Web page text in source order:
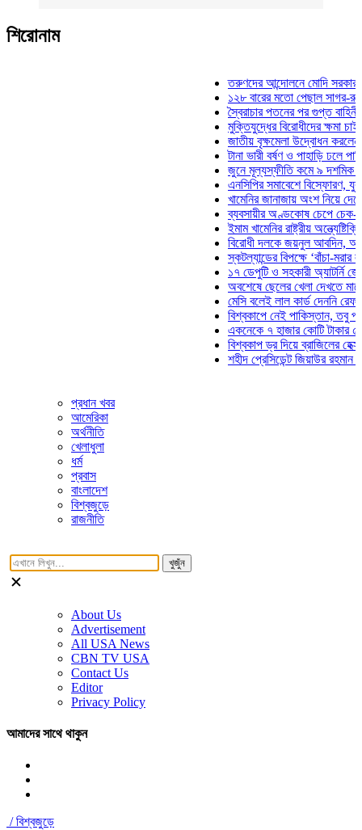
শিরোনাম
তরুণদের আন্দোলনে মোদি সরকার দুর্বল
১২৮ বারের মতো পেছাল সাগর-রুনি
স্বৈরাচার পতনের পর গুপ্ত বাহিনীর
মুক্তিযুদ্ধের বিরোধীদের ক্ষমা চাইতে
জাতীয় বৃক্ষমেলা উদ্বোধন করলেন
টানা ভারী বর্ষণ ও পাহাড়ি ঢলে পানিবন্দি
জুনে মূল্যস্ফীতি কমে ৯ দশমিক ১৬
এনসিপির সমাবেশে বিস্ফোরণ,
খামেনির জানাজায় অংশ নিয়ে দেশে
ব্যবসায়ীর অণ্ডকোষ চেপে চেক-
ইমাম খামেনির রাষ্ট্রীয়
বিরোধী দলকে জয়নুল আবদিন, আপনারা
স্কটল্যান্ডের বিপক্ষে ‘বাঁচা-মরার
১৭ ডেপুটি ও সহকারী অ্যাটর্নি
অবশেষে ছেলের খেলা দেখতে মাঠে
মেসি বলেই লাল কার্ড দেননি রেফারি!
বিশ্বকাপে নেই পাকিস্তান, তবু
একনেকে ৭ হাজার কোটি টাকার ৫
বিশ্বকাপ ড্র দিয়ে ব্রাজিলের হেক্সা
শহীদ প্রেসিডেন্ট জিয়াউর রহমান
প্রধান খবর
আমেরিকা
অর্থনীতি
খেলাধুলা
ধর্ম
প্রবাস
বাংলাদেশ
বিশ্বজুড়ে
রাজনীতি
খুজুঁন
About Us
Advertisement
All USA News
CBN TV USA
Contact Us
Editor
Privacy Policy
আমাদের সাথে থাকুন
/বিশ্বজুড়ে